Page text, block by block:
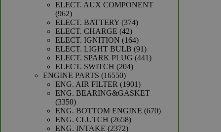
producten
ELECT. AUX COMPONENT
962962
producten
ELECT. BATTERY 374374
ELECT. CHARGE 4242
producten
ELECT. IGNITION 164164
producten
ELECT. LIGHT BULB 9191
producten
ELECT. SPARK PLUG 441441
ELECT. SWITCH 204204
ENGINE PARTS 1655016550
producten
ENG. AIR FILTER 19011901
producten
ENG. BEARING&GASKET
33503350
producten
ENG. BOTTOM ENGINE 670670
ENG. CLUTCH 26582658
ENG. INTAKE 23722372